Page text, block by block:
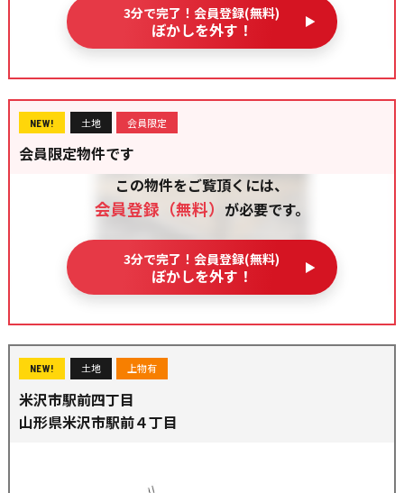
3分で完了！会員登録(無料)
ぼかしを外す！
NEW! 土地 会員限定
会員限定物件です
この物件をご覧頂くには、
会員登録（無料） が必要です。
3分で完了！会員登録(無料)
ぼかしを外す！
NEW! 土地 上物有
米沢市駅前四丁目
山形県米沢市駅前４丁目